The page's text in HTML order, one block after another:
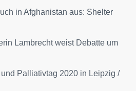
in Afghanistan aus: Shelter
Lambrecht weist Debatte um
Palliativtag 2020 in Leipzig /